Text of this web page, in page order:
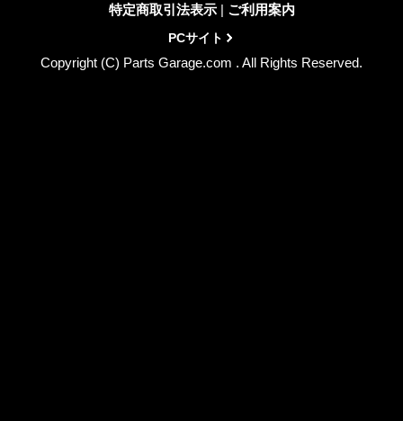
特定商取引法表示 | ご利用案内
PCサイト
Copyright (C) Parts Garage.com . All Rights Reserved.